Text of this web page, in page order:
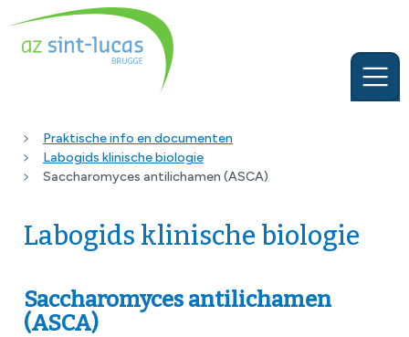
Praktische info en documenten
Labogids klinische biologie
Saccharomyces antilichamen (ASCA)
Labogids klinische biologie
Saccharomyces antilichamen
(ASCA)